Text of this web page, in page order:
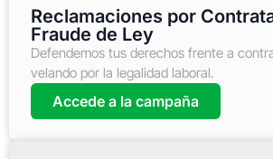
Reclamaciones por
Fraude de Ley
Defendemos tus derechos frente a
velando por la legalidad laboral.
Accede a la campaña